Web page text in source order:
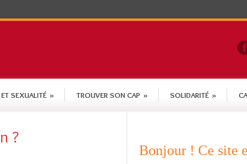
SEXUALITÉ » TROUVER SON CAP » SOLIDARITÉ »
?
Bonjour ! Ce site